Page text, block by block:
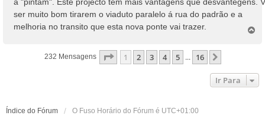
ser muito bom tirarem o viaduto paralelo á rua do padrão e a
melhoria no transito que esta nova ponte vai trazer.
232 Mensagens Página De 16
1 2 3 4 5 ... 16
Ir Para
Índice do Fórum O Fuso Horário do Fórum é UTC+01:00